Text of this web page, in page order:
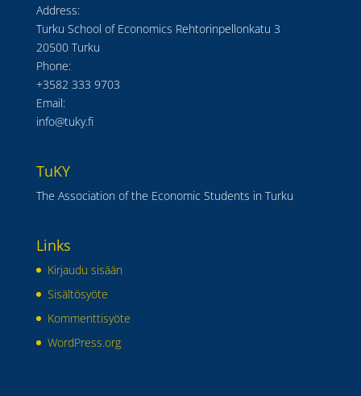
Address:
Turku School of Economics Rehtorinpellonkatu 3
20500 Turku
Phone:
+3582 333 9703
Email:
info@tuky.fi
TuKY
The Association of the Economic Students in Turku
Links
Kirjaudu sisään
Sisältösyöte
Kommenttisyöte
WordPress.org